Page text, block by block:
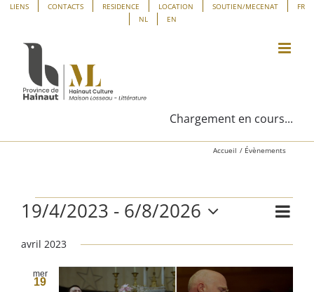
Panneau de gestion des cookies
Passer
contenu
LIENS CONTACTS RESIDENCE LOCATION SOUTIEN/MECENAT
FR
NL
EN
Chargement en cours...
Accueil Évènements
Évènements
par
Liste
19/4/2023 - 6/8/2026
une
date.
avril 2023
mer
19